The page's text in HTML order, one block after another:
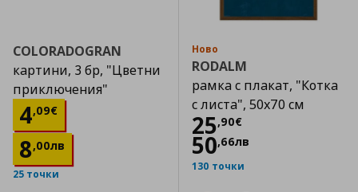
COLORADOGRAN
картини, 3 бр, "Цветни
приключения"
4,09€
Цена
8,00лв
25 точки
Ново
RODALM
рамка с плакат, "Котка
с листа", 50x70 см
25,90€
Цена
50,66лв
130 точки